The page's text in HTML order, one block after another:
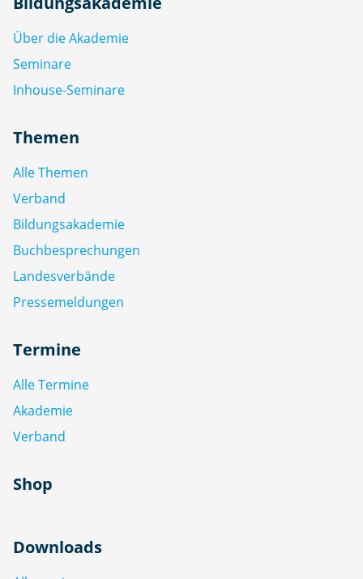
Über die Akademie
Seminare
Inhouse-Seminare
Themen
Alle Themen
Verband
Bildungsakademie
Buchbesprechungen
Landesverbände
Pressemeldungen
Termine
Alle Termine
Akademie
Verband
Shop
Downloads